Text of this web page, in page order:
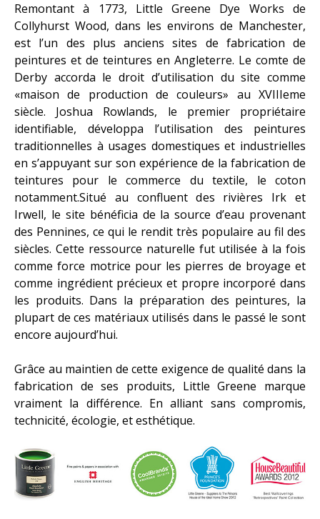
Remontant à 1773, Little Greene Dye Works de
Collyhurst Wood, dans les environs de Manchester,
est l’un des plus anciens sites de fabrication de
peintures et de teintures en Angleterre. Le comte de
Derby accorda le droit d’utilisation du site comme
«maison de production de couleurs» au XVIIIeme
siècle. Joshua Rowlands, le premier propriétaire
identifiable, développa l’utilisation des peintures
traditionnelles à usages domestiques et industrielles
en s’appuyant sur son expérience de la fabrication de
teintures pour le commerce du textile, le coton
notamment.Situé au confluent des rivières Irk et
Irwell, le site bénéficia de la source d’eau provenant
des Pennines, ce qui le rendit très populaire au fil des
siècles. Cette ressource naturelle fut utilisée à la fois
comme force motrice pour les pierres de broyage et
comme ingrédient précieux et propre incorporé dans
les produits. Dans la préparation des peintures, la
plupart de ces matériaux utilisés dans le passé le sont
encore aujourd’hui.
Grâce au maintien de cette exigence de qualité dans la
fabrication de ses produits, Little Greene marque
vraiment la différence. En alliant sans compromis,
technicité, écologie, et esthétique.